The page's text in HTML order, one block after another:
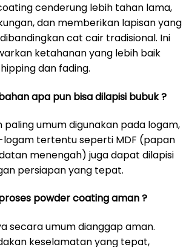
cenderung lebih tahan lama,
dan memberikan lapisan yang
cat cair tradisional. Ini
ketahanan yang lebih baik
dan fading.
apa pun bisa dilapisi bubuk ?
paling umum digunakan pada logam,
tertentu seperti MDF (papan
menengah) juga dapat dilapisi
persiapan yang tepat.
powder coating aman ?
secara umum dianggap aman.
keselamatan yang tepat,